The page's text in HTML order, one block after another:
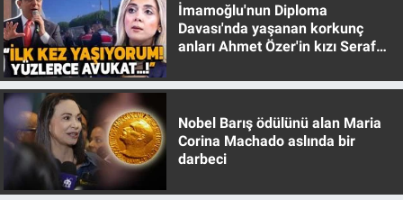
İmamoğlu'nun Diploma
Davası'nda yaşanan korkunç
anları Ahmet Özer'in kızı Seraf
Nobel Barış ödülünü alan Maria
Corina Machado aslında bir
darbeci